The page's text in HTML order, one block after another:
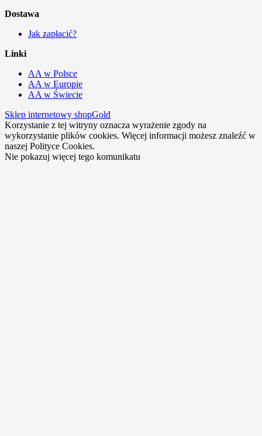
Dostawa
Jak zapłacić?
Linki
AA w Polsce
AA w Europie
AA w Świecie
Sklep internetowy shopGold
Korzystanie z tej witryny oznacza wyrażenie zgody na
wykorzystanie plików cookies. Więcej informacji możesz znaleźć w
naszej Polityce Cookies.
Nie pokazuj więcej tego komunikatu